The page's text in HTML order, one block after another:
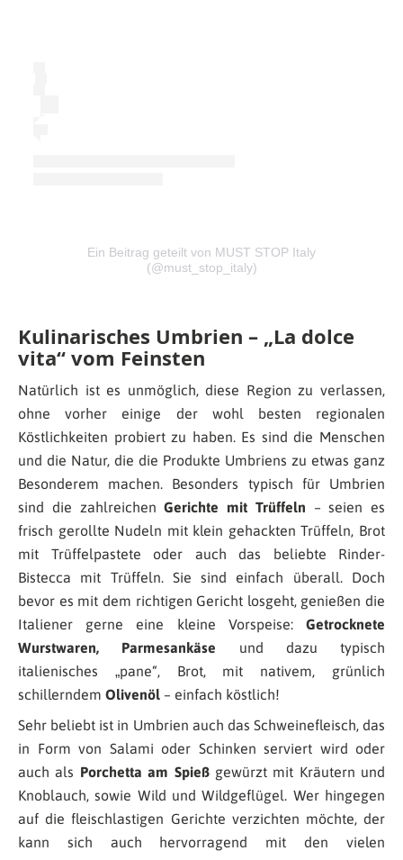
Ein Beitrag geteilt von MUST STOP Italy
(@must_stop_italy)
Kulinarisches Umbrien – „La dolce
vita“ vom Feinsten
Natürlich ist es unmöglich, diese Region zu verlassen,
ohne vorher einige der wohl besten regionalen
Köstlichkeiten probiert zu haben. Es sind die Menschen
und die Natur, die die Produkte Umbriens zu etwas ganz
Besonderem machen. Besonders typisch für Umbrien
sind die zahlreichenGerichte mit Trüffeln – seien es
frisch gerollte Nudeln mit klein gehackten Trüffeln, Brot
mit Trüffelpastete oder auch das beliebte Rinder-
Bistecca mit Trüffeln. Sie sind einfach überall. Doch
bevor es mit dem richtigen Gericht losgeht, genießen die
Italiener gerne eine kleine Vorspeise: Getrocknete
Wurstwaren, Parmesankäse und dazu typisch
italienisches „pane“, Brot, mit nativem, grünlich
schillerndem Olivenöl – einfach köstlich!
Sehr beliebt ist in Umbrien auch das Schweinefleisch, das
in Form von Salami oder Schinken serviert wird oder
auch als Porchetta am Spießgewürzt mit Kräutern und
Knoblauch, sowie Wild und Wildgeflügel. Wer hingegen
auf die fleischlastigen Gerichte verzichten möchte, der
kann sich auch hervorragend mit den vielen